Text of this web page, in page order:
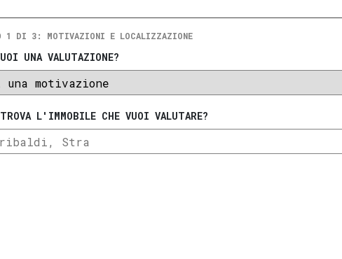
1 DI 3: MOTIVAZIONI E LOCALIZZAZIONE
UNA VALUTAZIONE?
L'IMMOBILE CHE VUOI VALUTARE?